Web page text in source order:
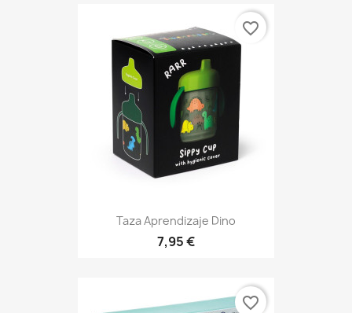
Taza Aprendizaje Dino
7,95 €
favorite_border
favorite_border